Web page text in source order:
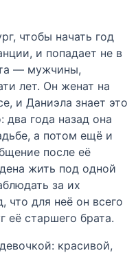
чтобы начать год
и попадает не в
— мужчины,
лет. Он женат на
и Даниэла знает это
года назад она
а потом ещё и
после её
жить под одной
за их
что для неё он всего
её старшего брата.
красивой,